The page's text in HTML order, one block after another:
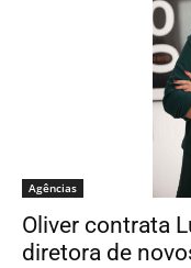
Agências
Oliver contrata
diretora de